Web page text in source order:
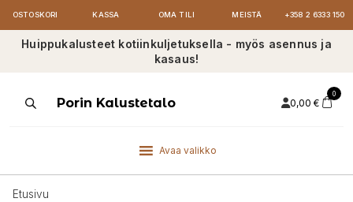
OSTOSKORI KASSA OMA TILI MEISTÄ +358 2 6333 150
Huippukalusteet kotiinkuljetuksella - myös asennus ja
kasaus!
ProductsPorin Kalustetalo 0,00 €
0
Avaa valikko
Etusivu